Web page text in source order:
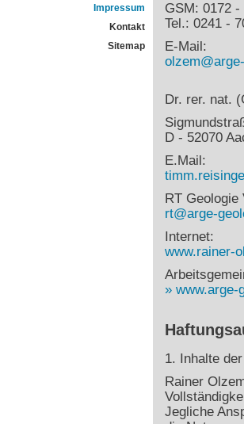
Impressum
Kontakt
Sitemap
GSM: 0172 -
Tel.: 0241 -
E-Mail:
Dr. rer. nat.
D - 52070
E.Mail:
RT Geologie
rt@arge-
Internet:
www.rainer-
www.arge-
1. Inhalte
Rainer
Jegliche